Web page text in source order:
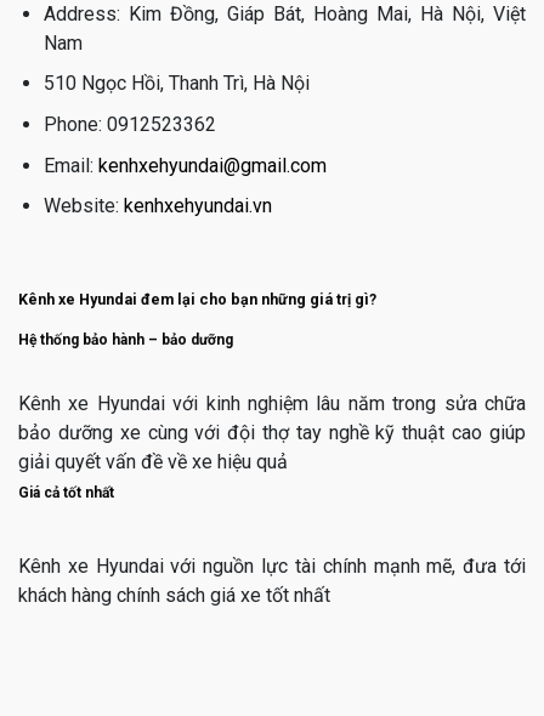
Address: Kim Đồng, Giáp Bát, Hoàng Mai, Hà Nội, Việt
Nam
510 Ngọc Hồi, Thanh Trì, Hà Nội
Phone: 0912523362
Email: kenhxehyundai@gmail.com
Website: kenhxehyundai.vn
Kênh xe Hyundai đem lại cho bạn những giá trị gì?
Hệ thống bảo hành – bảo dưỡng
Kênh xe Hyundai với kinh nghiệm lâu năm trong sửa chữa
bảo dưỡng xe cùng với đội thợ tay nghề kỹ thuật cao giúp
giải quyết vấn đề về xe hiệu quả
Giá cả tốt nhất
Kênh xe Hyundai với nguồn lực tài chính mạnh mẽ, đưa tới
khách hàng chính sách giá xe tốt nhất